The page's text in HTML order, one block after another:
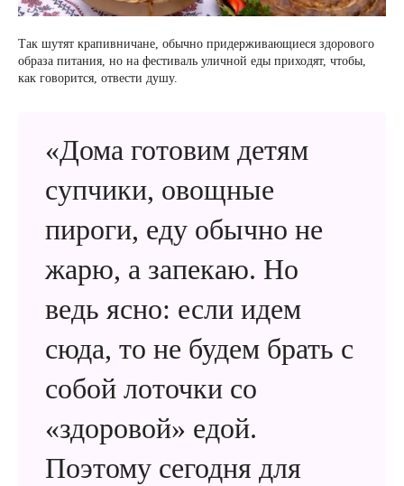
Так шутят крапивничане, обычно придерживающиеся здорового
образа питания, но на фестиваль уличной еды приходят, чтобы,
как говорится, отвести душу.
«Дома готовим детям
супчики, овощные
пироги, еду обычно не
жарю, а запекаю. Но
ведь ясно: если идем
сюда, то не будем брать с
собой лоточки со
«здоровой» едой.
Поэтому сегодня для